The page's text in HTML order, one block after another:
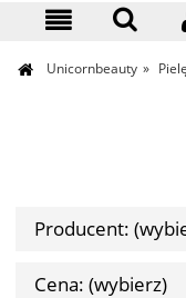
Unicornbeauty »
Producent:
Cena: (wybierz)